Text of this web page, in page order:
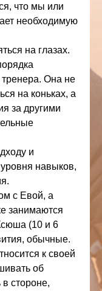
что мы или
необходимую
на глазах.
Она не
на коньках, а
за другими
и
навыков,
с Евой, а
занимаются
(10 и 6
обычные.
к своей
об
стороне,